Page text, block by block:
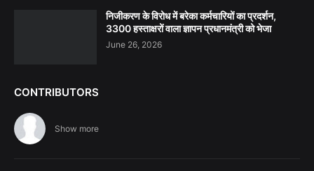
निजीकरण के विरोध में बरेका कर्मचारियों का प्रदर्शन,
3300 हस्ताक्षरों वाला ज्ञापन प्रधानमंत्री को भेजा
June 26, 2026
CONTRIBUTORS
Show more